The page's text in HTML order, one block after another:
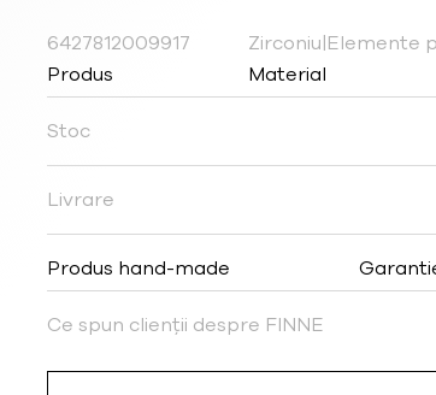
6427812009917
Produs
Zirconiu|Elemente
Material
Stoc
Livrare
Produs hand-made
Ce spun clienții despre FINNE